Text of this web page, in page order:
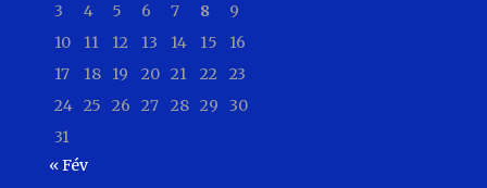
3
4 5 6 7 8
9
10
11 12 13 14 15
16
17
18 19 20 21 22
23
24 25 26 27 28 29
30
31
« Fév